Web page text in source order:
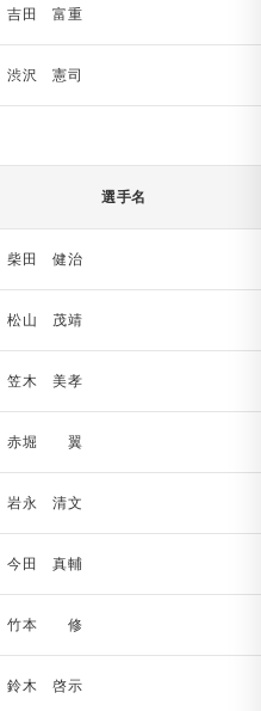
吉田 富重
渋沢 憲司
選手名
柴田 健治
松山 茂靖
笠木 美孝
赤堀 翼
岩永 清文
今田 真輔
竹本 修
鈴木 啓示